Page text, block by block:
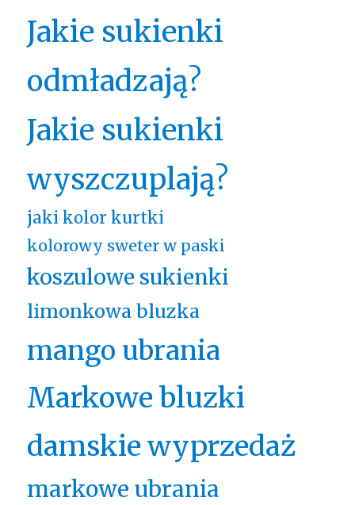
Jakie sukienki
odmładzają?
Jakie sukienki
wyszczuplają?
jaki kolor kurtki
kolorowy sweter w paski
koszulowe sukienki
limonkowa bluzka
mango ubrania
Markowe bluzki
damskie wyprzedaż
markowe ubrania